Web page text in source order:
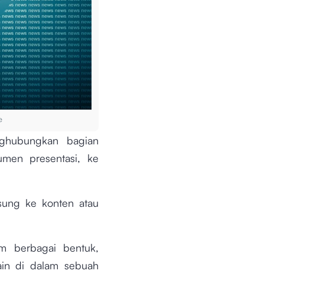
bagian
presentasi, ke
ke konten atau
berbagai bentuk,
di dalam sebuah